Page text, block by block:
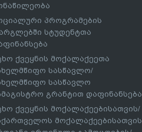
პროგრამების
სტუდენტთა
ქვეყნის მოქალაქეეთა
სასწავლო/
სასწავლო
გრანტით დაფინანსება
ქვეყნის მოქალაქეებისათვის/
მოქალაქეებისათვის